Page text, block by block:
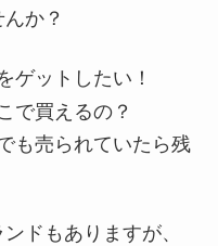
か？
ゲットしたい！
で買えるの？
も売られていたら残
ドもありますが、